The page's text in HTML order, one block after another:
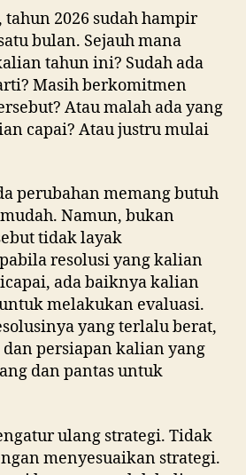
tahun 2026 sudah hampir
bulan. Sejauh mana
tahun ini? Sudah ada
Masih berkomitmen
Atau malah ada yang
capai? Atau justru mulai
perubahan memang butuh
Namun, bukan
tidak layak
resolusi yang kalian
ada baiknya kalian
melakukan evaluasi.
yang terlalu berat,
persiapan kalian yang
dan pantas untuk
ulang strategi. Tidak
menyesuaikan strategi.